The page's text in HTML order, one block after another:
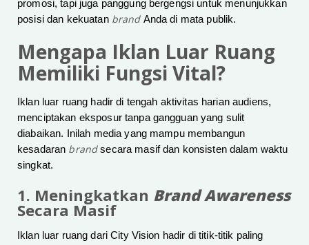
promosi, tapi juga panggung bergengsi untuk menunjukkan
posisi dan kekuatan brand Anda di mata publik.
Mengapa Iklan Luar Ruang
Memiliki Fungsi Vital?
Iklan luar ruang hadir di tengah aktivitas harian audiens,
menciptakan eksposur tanpa gangguan yang sulit
diabaikan. Inilah media yang mampu membangun
kesadaran brandsecara masif dan konsisten dalam waktu
singkat.
1. Meningkatkan Brand Awareness
Secara Masif
Iklan luar ruang dari City Vision hadir di titik-titik paling